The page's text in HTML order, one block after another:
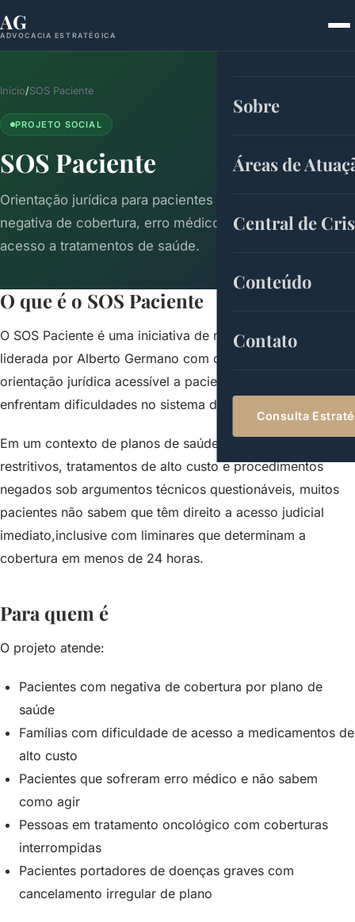
AG
ADVOCACIA ESTRATÉGICA
Sobre
Áreas de
Central de
Conteúdo
Contato
Consulta
Início/SOS Paciente
PROJETO SOCIAL
SOS Paciente
Orientação jurídica para pacientes em situações de
negativa de cobertura, erro médico e dificuldades no
acesso a tratamentos de saúde.
O que é o SOS Paciente
O SOS Paciente é uma iniciativa de responsabilidade social
liderada por Alberto Germano com o objetivo de oferecer
orientação jurídica acessível a pacientes e familiares que
enfrentam dificuldades no sistema de saúde.
Em um contexto de planos de saúde cada vez mais
restritivos, tratamentos de alto custo e procedimentos
negados sob argumentos técnicos questionáveis, muitos
pacientes não sabem que têm direito a acesso judicial
imediato,inclusive com liminares que determinam a
cobertura em menos de 24 horas.
Para quem é
O projeto atende:
Pacientes com negativa de cobertura por plano de
saúde
Famílias com dificuldade de acesso a medicamentos de
alto custo
Pacientes que sofreram erro médico e não sabem
como agir
Pessoas em tratamento oncológico com coberturas
interrompidas
Pacientes portadores de doenças graves com
cancelamento irregular de plano